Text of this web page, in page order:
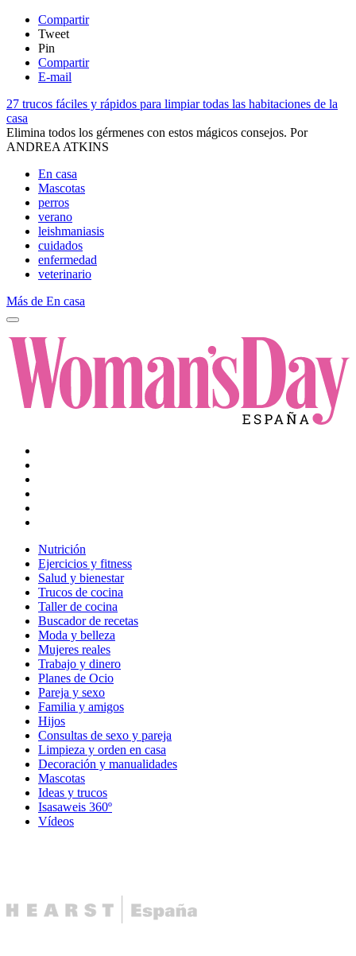
Compartir
Tweet
Pin
Compartir
E-mail
27 trucos fáciles y rápidos para limpiar todas las habitaciones de la
casa
Elimina todos los gérmenes con estos mágicos consejos. Por
ANDREA ATKINS
En casa
Mascotas
perros
verano
leishmaniasis
cuidados
enfermedad
veterinario
Más de En casa
Nutrición
Ejercicios y fitness
Salud y bienestar
Trucos de cocina
Taller de cocina
Buscador de recetas
Moda y belleza
Mujeres reales
Trabajo y dinero
Planes de Ocio
Pareja y sexo
Familia y amigos
Hijos
Consultas de sexo y pareja
Limpieza y orden en casa
Decoración y manualidades
Mascotas
Ideas y trucos
Isasaweis 360º
Vídeos